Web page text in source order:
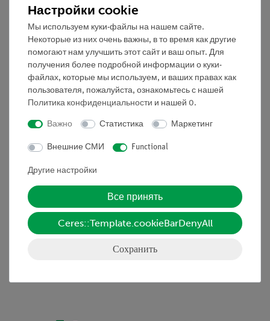
Задание
1. Определите зависимость между высотой падения и
временем падения.
2. Вычислите значение ускорения свободного
падения.
Получаем понятие о
• законы свободного падения тел
• гравитационное ускорение (ускорение свободного
падения)
Объём поставки
Настройки cookie
Мы используем куки-файлы на нашем сайте.
Некоторые из них очень важны, в то время как другие
помогают нам улучшить этот сайт и ваш опыт. Для
получения более подробной информации о куки-
файлах, которые мы используем, и ваших правах как
пользователя, пожалуйста, ознакомьтесь с нашей
Политика конфиденциальности и нашей 0.
Важно Статистика Маркетинг
Внешние СМИ Functional
Другие настройки
Все принять
Ceres::Template.cookieBarDenyAll
Сохранить